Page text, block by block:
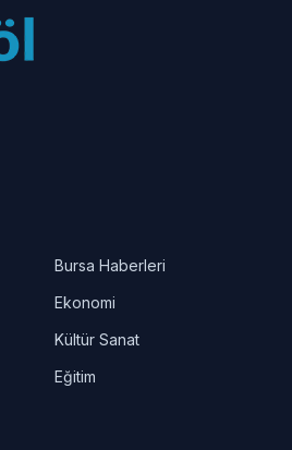
Bursa Haberleri
Ekonomi
Kültür Sanat
Eğitim